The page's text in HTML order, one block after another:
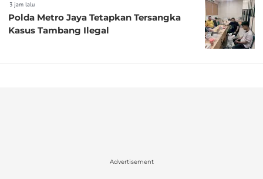
3 jam lalu
Polda Metro Jaya Tetapkan Tersangka
Kasus Tambang Ilegal
Advertisement